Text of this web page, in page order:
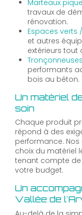
Marteaux
travaux de
rénovation.
Espaces verts
et autres
extérieurs tout
performants
bois au béton.
Un matériel
soin
Chaque produit
répond à des
performance.
choix du matériel
tenant compte
votre budget.
Un
Vallée de